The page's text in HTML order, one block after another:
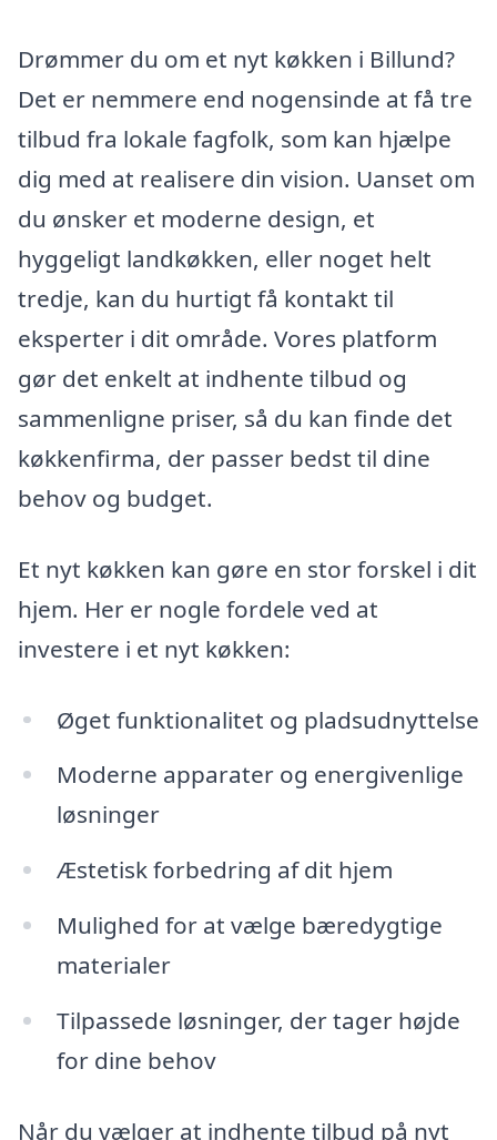
Drømmer du om et nyt køkken i Billund?
Det er nemmere end nogensinde at få tre
tilbud fra lokale fagfolk, som kan hjælpe
dig med at realisere din vision. Uanset om
du ønsker et moderne design, et
hyggeligt landkøkken, eller noget helt
tredje, kan du hurtigt få kontakt til
eksperter i dit område. Vores platform
gør det enkelt at indhente tilbud og
sammenligne priser, så du kan finde det
køkkenfirma, der passer bedst til dine
behov og budget.
Et nyt køkken kan gøre en stor forskel i dit
hjem. Her er nogle fordele ved at
investere i et nyt køkken:
Øget funktionalitet og pladsudnyttelse
Moderne apparater og energivenlige
løsninger
Æstetisk forbedring af dit hjem
Mulighed for at vælge bæredygtige
materialer
Tilpassede løsninger, der tager højde
for dine behov
Når du vælger at indhente tilbud på nyt